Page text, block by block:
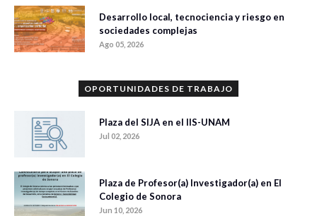
Desarrollo local, tecnociencia y riesgo en
sociedades complejas
Ago 05, 2026
OPORTUNIDADES DE TRABAJO
Plaza del SIJA en el IIS-UNAM
Jul 02, 2026
Plaza de Profesor(a) Investigador(a) en El
Colegio de Sonora
Jun 10, 2026